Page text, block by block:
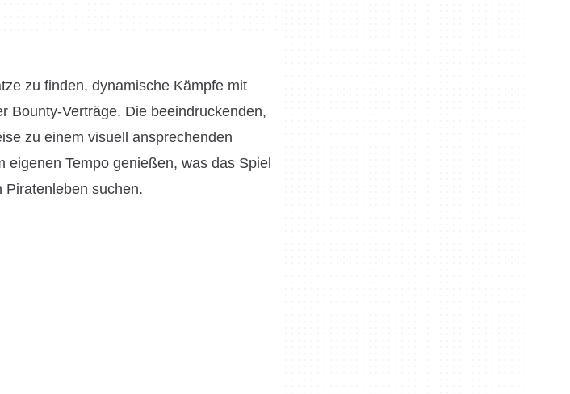
zu finden, dynamische Kämpfe mit
Bounty-Verträge. Die beeindruckenden,
zu einem visuell ansprechenden
Tempo genießen, was das Spiel
Piratenleben suchen.